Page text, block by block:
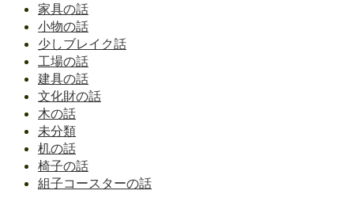
家具の話
小物の話
少しブレイク話
工場の話
建具の話
文化財の話
木の話
未分類
机の話
椅子の話
組子コースターの話